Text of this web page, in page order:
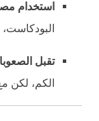
استخدام
البودكاست،
تقبل
الكم، لكن